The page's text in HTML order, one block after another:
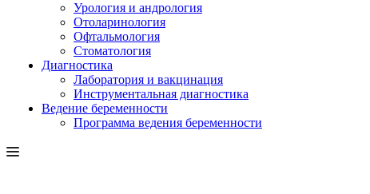
Урология и андрология
Отоларинология
Офтальмология
Стоматология
Диагностика
Лаборатория и вакцинация
Инструментальная диагностика
Ведение беременности
Программа ведения беременности